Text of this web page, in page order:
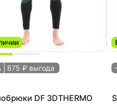
875 ₽ выгода
DF 3DTHERMO